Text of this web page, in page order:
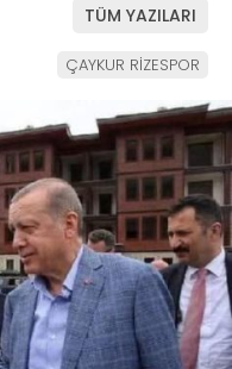
TÜM YAZILARI
ÇAYKUR RİZESPOR